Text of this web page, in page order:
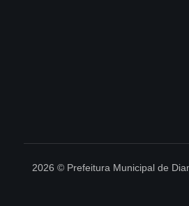
2026 © Prefeitura Municipal de